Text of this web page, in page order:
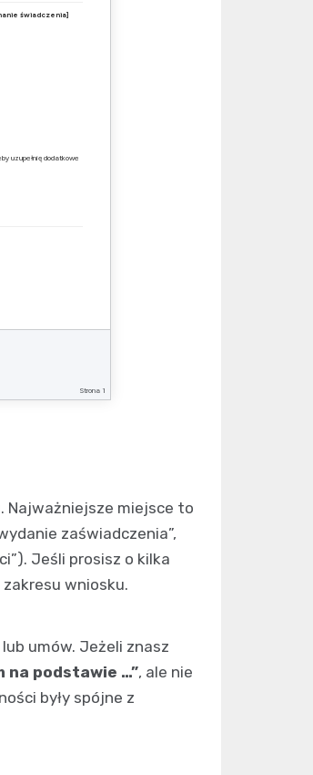
świadczenia]
uzupełnię dodatkowe
Strona 1
Najważniejsze miejsce to
zaświadczenia”,
Jeśli prosisz o kilka
wniosku.
umów. Jeżeli znasz
na podstawie …”, ale nie
były spójne z